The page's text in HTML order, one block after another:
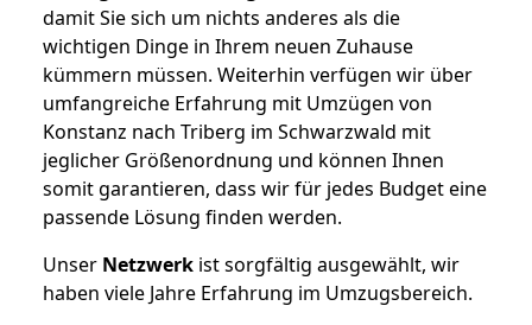
damit Sie sich um nichts anderes als die
wichtigen Dinge in Ihrem neuen Zuhause
kümmern müssen. Weiterhin verfügen wir über
umfangreiche Erfahrung mit Umzügen von
Konstanz nach Triberg im Schwarzwald mit
jeglicher Größenordnung und können Ihnen
somit garantieren, dass wir für jedes Budget eine
passende Lösung finden werden.
Unser Netzwerk ist sorgfältig ausgewählt, wir
haben viele Jahre Erfahrung im Umzugsbereich.